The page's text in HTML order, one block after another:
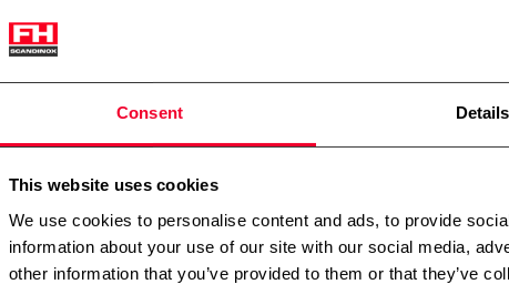
Consent Details
This website uses cookies
We use cookies to personalise content and ads, to provide
information about your use of our site with our social media,
other information that you’ve provided to them or that they’ve